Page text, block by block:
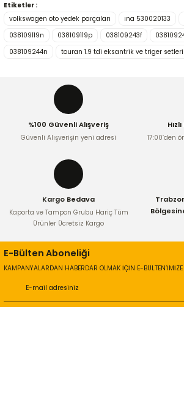
Bu ürünün fiyat bilgisi, resim, ürün
konularda yetersiz gördüğünüz noktaları
kullanarak tarafımıza iletebilirsiniz.
Ürün açıklamasında eksik bilgiler
Ürün bilgilerinde hatalar bulunuyor.
Ürün fiyatı diğer sitelerden daha pahalı.
Bu ürüne benzer farklı alternatifler olmalı.
Etiketler :
volkswagen oto yedek parçaları
ına 530020133
038109119n
038109119p 038109243f
038109244n
touran 1.9 tdi eksantrik ve triger setleri
%100 Güvenli Alışveriş
Güvenli Alışverişin yeni adresi
17:00’den
Kargo Bedava
Kaporta ve Tampon Grubu Hariç Tüm
Ürünler Ücretsiz Kargo
E-Bülten Aboneliği
KAMPANYALARDAN HABERDAR OLMAK İÇİN E-